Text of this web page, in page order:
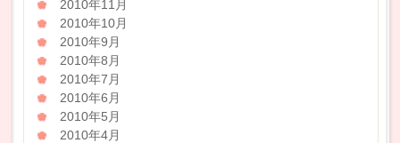
2010年11月
2010年10月
2010年9月
2010年8月
2010年7月
2010年6月
2010年5月
2010年4月